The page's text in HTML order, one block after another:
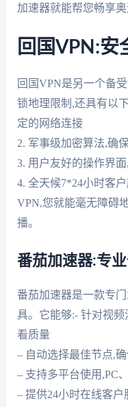
加速器就能帮您畅享奥
回国VPN:安
回国VPN是另一个备
锁地理限制,还具有以
定的网络连接
2. 军事级加密算法,确
3. 用户友好的操作界
4. 全天候7*24小时客
VPN,您就能毫无障碍
播。
番茄加速器:专
番茄加速器是一款专
具。它能够:- 针对视
看质量
– 自动选择最佳节点,
– 支持多平台使用,PC
– 提供24小时在线客